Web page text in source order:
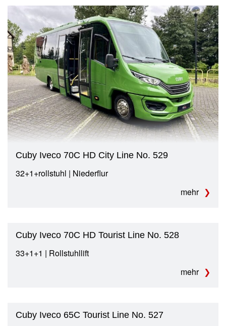
Cuby Iveco 70C HD City Line No. 529
32+1+rollstuhl | Niederflur
mehr
Cuby Iveco 70C HD Tourist Line No. 528
33+1+1 | Rollstuhllift
mehr
Cuby Iveco 65C Tourist Line No. 527